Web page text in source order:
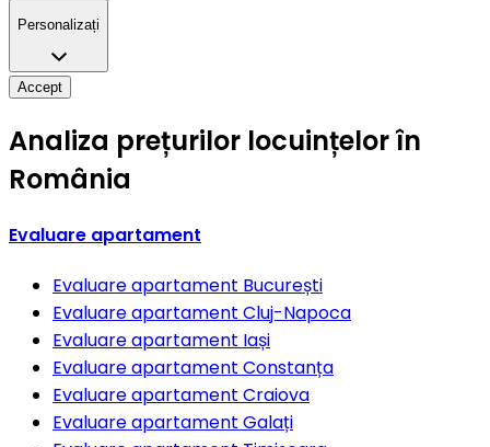
Personalizați
Accept
Analiza prețurilor locuințelor în
România
Evaluare apartament
Evaluare apartament București
Evaluare apartament Cluj-Napoca
Evaluare apartament Iași
Evaluare apartament Constanța
Evaluare apartament Craiova
Evaluare apartament Galați